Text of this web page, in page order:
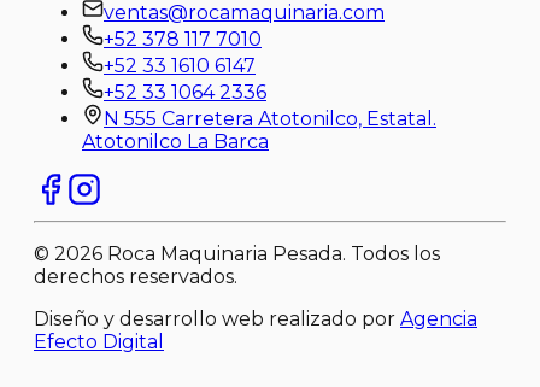
ventas@rocamaquinaria.com
+52 378 117 7010
+52 33 1610 6147
+52 33 1064 2336
N 555 Carretera Atotonilco, Estatal.
Atotonilco La Barca
© 2026 Roca Maquinaria Pesada. Todos los
derechos reservados.
Diseño y desarrollo web realizado por Agencia
Efecto Digital